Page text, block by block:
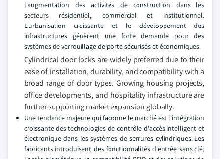
l'augmentation des activités de construction dans les
secteurs résidentiel, commercial et institutionnel.
L'urbanisation croissante et le développement des
infrastructures génèrent une forte demande pour des
systèmes de verrouillage de porte sécurisés et économiques.
Cylindrical door locks are widely preferred due to their
ease of installation, durability, and compatibility with a
broad range of door types. Growing housing projects,
office developments, and hospitality infrastructure are
further supporting market expansion globally.
Une tendance majeure qui façonne le marché est l'intégration
croissante des technologies de contrôle d'accès intelligent et
électronique dans les systèmes de serrures cylindriques. Les
fabricants introduisent des fonctionnalités d'entrée sans clé,